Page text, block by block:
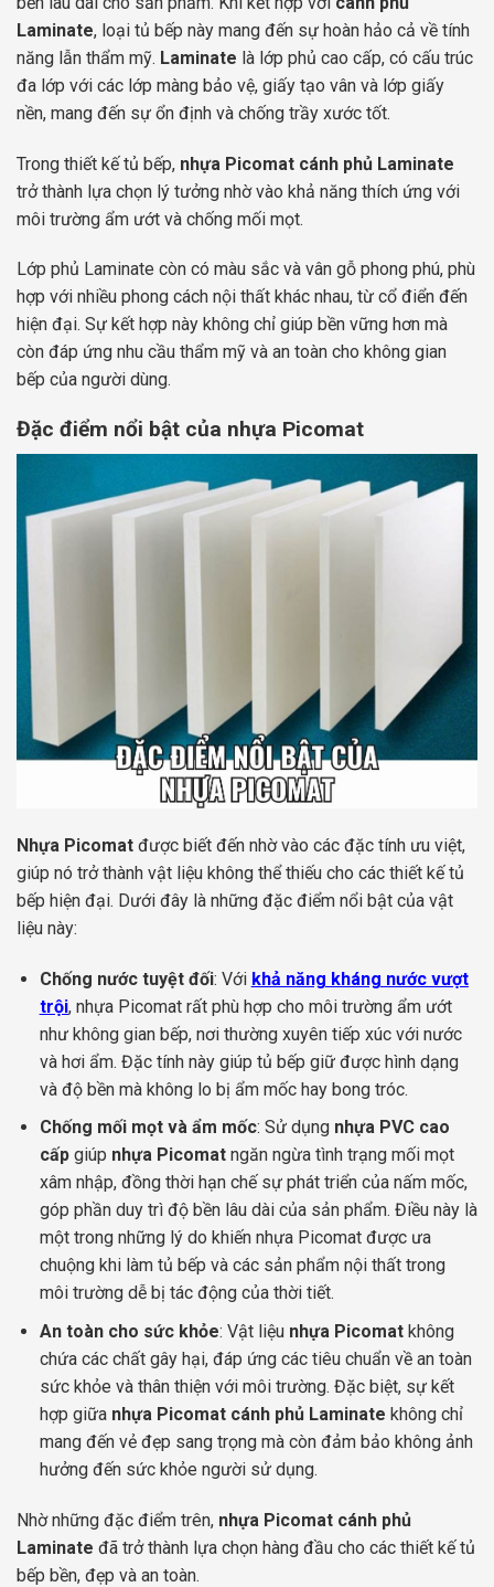
Laminate, loại tủ bếp này mang đến sự hoàn hảo cả về tính
năng lẫn thẩm mỹ. Laminate là lớp phủ cao cấp, có cấu trúc
đa lớp với các lớp màng bảo vệ, giấy tạo vân và lớp giấy
nền, mang đến sự ổn định và chống trầy xước tốt.
Trong thiết kế tủ bếp, nhựa Picomat cánh phủ Laminate
trở thành lựa chọn lý tưởng nhờ vào khả năng thích ứng với
môi trường ẩm ướt và chống mối mọt.
Lớp phủ Laminate còn có màu sắc và vân gỗ phong phú, phù
hợp với nhiều phong cách nội thất khác nhau, từ cổ điển đến
hiện đại. Sự kết hợp này không chỉ giúp bền vững hơn mà
còn đáp ứng nhu cầu thẩm mỹ và an toàn cho không gian
bếp của người dùng.
Đặc điểm nổi bật của nhựa Picomat
Nhựa Picomat được biết đến nhờ vào các đặc tính ưu việt,
giúp nó trở thành vật liệu không thể thiếu cho các thiết kế tủ
bếp hiện đại. Dưới đây là những đặc điểm nổi bật của vật
liệu này:
Chống nước tuyệt đối: Với khả năng kháng nước vượt
trội, nhựa Picomat rất phù hợp cho môi trường ẩm ướt
như không gian bếp, nơi thường xuyên tiếp xúc với nước
và hơi ẩm. Đặc tính này giúp tủ bếp giữ được hình dạng
và độ bền mà không lo bị ẩm mốc hay bong tróc.
Chống mối mọt và ẩm mốc: Sử dụng nhựa PVC cao
cấpgiúp nhựa Picomatngăn ngừa tình trạng mối mọt
xâm nhập, đồng thời hạn chế sự phát triển của nấm mốc,
góp phần duy trì độ bền lâu dài của sản phẩm. Điều này là
một trong những lý do khiến nhựa Picomat được ưa
chuộng khi làm tủ bếp và các sản phẩm nội thất trong
môi trường dễ bị tác động của thời tiết.
An toàn cho sức khỏe: Vật liệu nhựa Picomatkhông
chứa các chất gây hại, đáp ứng các tiêu chuẩn về an toàn
sức khỏe và thân thiện với môi trường. Đặc biệt, sự kết
hợp giữa nhựa Picomat cánh phủ Laminate không chỉ
mang đến vẻ đẹp sang trọng mà còn đảm bảo không ảnh
hưởng đến sức khỏe người sử dụng.
Nhờ những đặc điểm trên, nhựa Picomat cánh phủ
Laminate đã trở thành lựa chọn hàng đầu cho các thiết kế tủ
bếp bền, đẹp và an toàn.